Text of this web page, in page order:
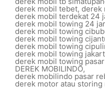
derek mobil tebet, derek
derek mobil terdekat 24
derek mobil towing 24
derek mobil towing
derek mobil towing
derek mobil towing
derek mobil towing
derek mobil towing
DEREK MOBILINDO,
derek mobilindo pasar
derek motor atau storing